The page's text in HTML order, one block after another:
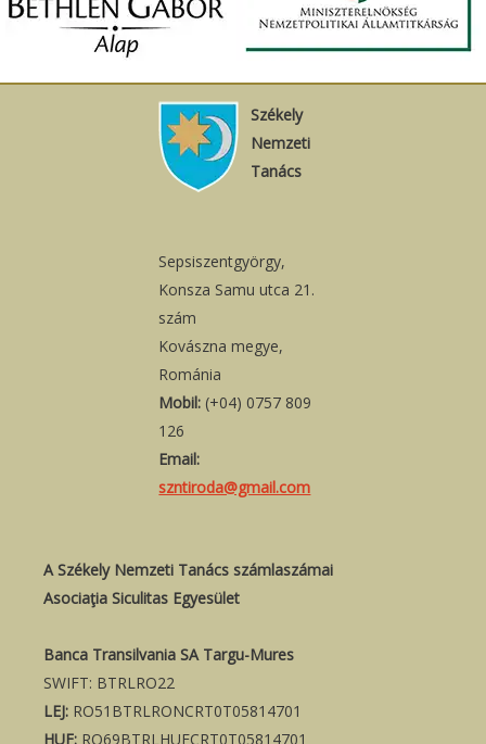
Székely
Nemzeti
Tanács
Sepsiszentgyörgy,
Konsza Samu utca 21.
szám
Kovászna megye,
Románia
Mobil: (+04) 0757 809
126
Email:
szntiroda@gmail.com
A Székely Nemzeti Tanács számlaszámai
Asociaţia Siculitas Egyesület
Banca Transilvania SA Targu-Mures
SWIFT: BTRLRO22
LEJ: RO51BTRLRONCRT0T05814701
HUF: RO69BTRLHUFCRT0T05814701